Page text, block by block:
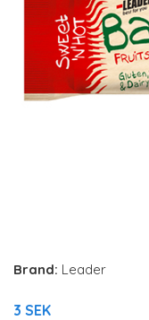
Brand: Leader
3 SEK